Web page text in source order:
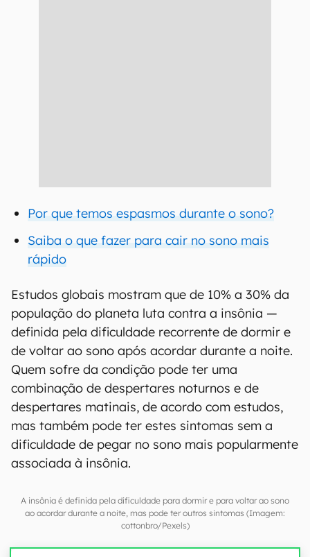
Por que temos espasmos durante o sono?
Saiba o que fazer para cair no sono mais
rápido
Estudos globais mostram que de 10% a 30% da
população do planeta luta contra a insônia —
definida pela dificuldade recorrente de dormir e
de voltar ao sono após acordar durante a noite.
Quem sofre da condição pode ter uma
combinação de despertares noturnos e de
despertares matinais, de acordo com estudos,
mas também pode ter estes sintomas sem a
dificuldade de pegar no sono mais popularmente
associada à insônia.
A insônia é definida pela dificuldade para dormir e para voltar ao sono
ao acordar durante a noite, mas pode ter outros sintomas (Imagem:
cottonbro/Pexels)